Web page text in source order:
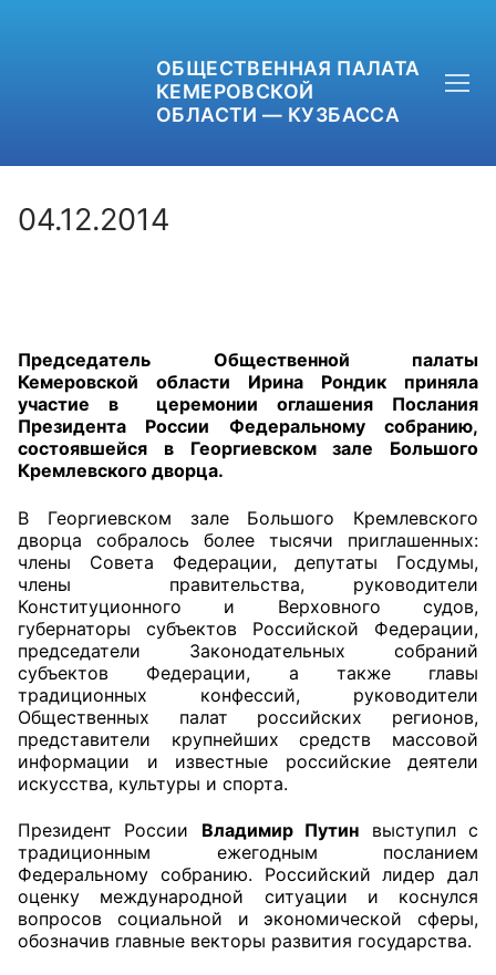
ОБЩЕСТВЕННАЯ ПАЛАТА
КЕМЕРОВСКОЙ
ОБЛАСТИ — КУЗБАССА
ОБРАТНАЯ СВЯЗЬ
Главная
Общественные советы
Общественные советы при территориальных
органах федеральных органов
исполнительной власти
Общественные советы по проведению
независимой оценки качества условий
оказания услуг
О Палате
Структура Палаты
Комиссии
04.12.2014
Председатель Общественной палаты
Кемеровской области Ирина Рондик приняла
участие в церемонии оглашения Послания
Президента России Федеральному собранию,
состоявшейся в Георгиевском зале Большого
Кремлевского дворца.
В Георгиевском зале Большого Кремлевского
дворца собралось более тысячи приглашенных:
члены Совета Федерации, депутаты Госдумы,
члены правительства, руководители
Конституционного и Верховного судов,
губернаторы субъектов Российской Федерации,
председатели Законодательных собраний
субъектов Федерации, а также главы
традиционных конфессий, руководители
Общественных палат российских регионов,
представители крупнейших средств массовой
информации и известные российские деятели
искусства, культуры и спорта.
Президент России Владимир Путин выступил с
традиционным ежегодным посланием
Федеральному собранию. Российский лидер дал
оценку международной ситуации и коснулся
вопросов социальной и экономической сферы,
обозначив главные векторы развития государства.